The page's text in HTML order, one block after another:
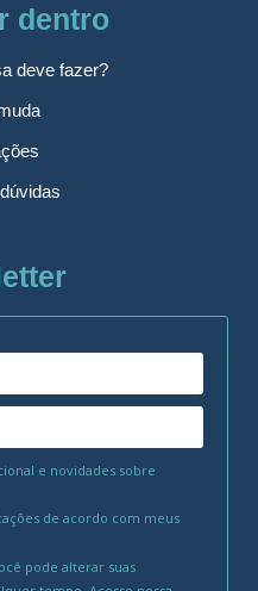
dentro
deve fazer?
e novidades sobre
de acordo com meus
pode alterar suas